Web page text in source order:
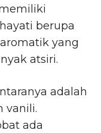
berupa
yang
atsiri.
adalah
vanili.
ada